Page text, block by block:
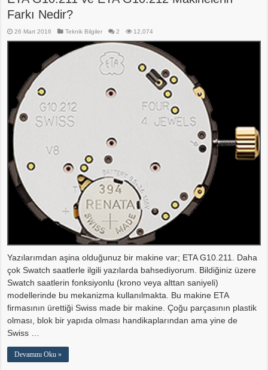
Farkı Nedir?
26 Mart 2016 Teknik Bilgiler 2 12,074
Yazılarımdan aşina olduğunuz bir makine var; ETA G10.211. Daha
çok Swatch saatlerle ilgili yazılarda bahsediyorum. Bildiğiniz üzere
Swatch saatlerin fonksiyonlu (krono veya alttan saniyeli)
modellerinde bu mekanizma kullanılmakta. Bu makine ETA
firmasının ürettiği Swiss made bir makine. Çoğu parçasının plastik
olması, blok bir yapıda olması handikaplarından ama yine de
Swiss …
Devamını Oku »